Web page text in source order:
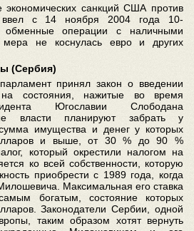
экономических санкций США против
с 14 ноября 2004 года 10-
обменные операции с наличными
не коснулась евро и других
(Сербия)
принял закон о введении
на состояния, нажитые во время
Югославии Слободана
власти планируют забрать у
имущества и денег у которых
и выше, от 30 % до 90 %
который окрестили налогом на
ко всей собственности, которую
приобрести с 1989 года, когда
Максимальная его ставка
богатым, состояние которых
Законодатели Сербии, одной
таким образом хотят вернуть